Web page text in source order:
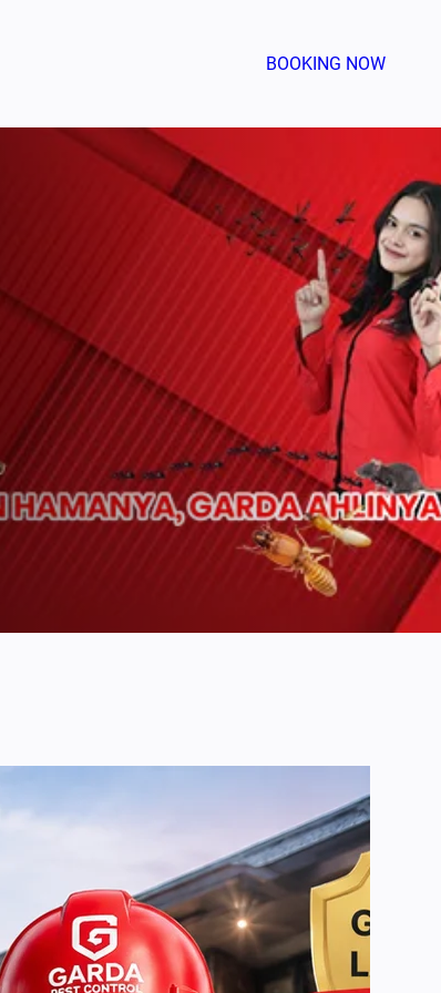
BOOKING NOW